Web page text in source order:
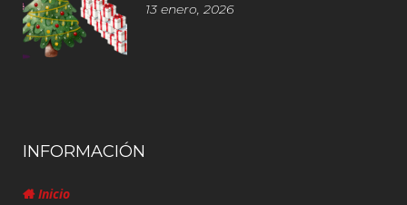
13 enero, 2026
INFORMACIÓN
Inicio